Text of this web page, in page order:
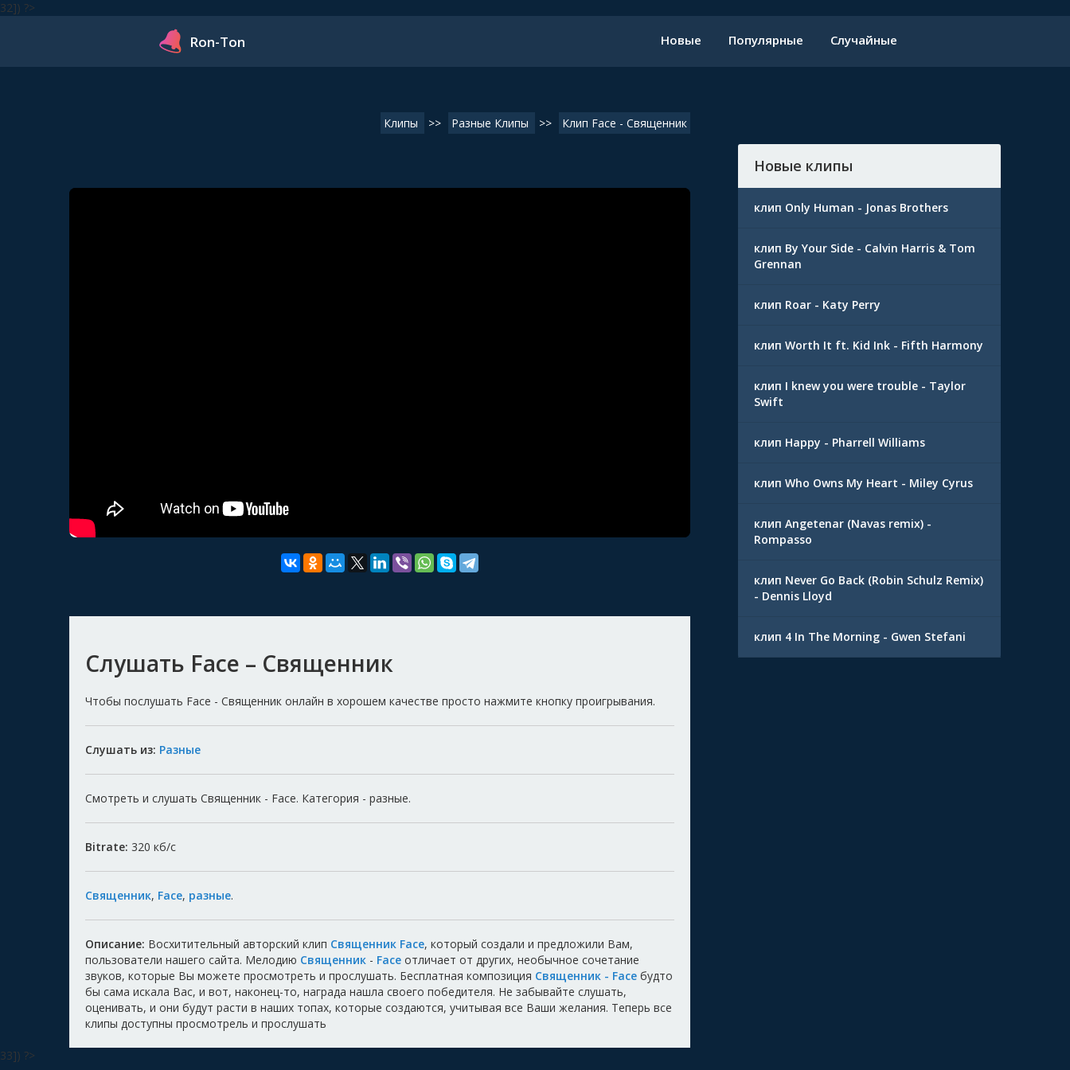
32]) ?>
Ron-Ton Новые Популярные Случайные
Клипы >> Разные Клипы >> Клип Face - Священник
Слушать Face – Священник
Чтобы послушать Face - Священник онлайн в хорошем качестве просто нажмите кнопку проигрывания.
Слушать из: Разные
Смотреть и слушать Священник - Face. Категория - разные.
Bitrate: 320 кб/с
Священник, Face, разные.
Описание: Восхитительный авторский клип Священник Face, который создали и предложили Вам,
пользователи нашего сайта. Мелодию Священник - Face отличает от других, необычное сочетание
звуков, которые Вы можете просмотреть и прослушать. Бесплатная композиция Священник - Face будто
бы сама искала Вас, и вот, наконец-то, награда нашла своего победителя. Не забывайте слушать,
оценивать, и они будут расти в наших топах, которые создаются, учитывая все Ваши желания. Теперь все
клипы доступны просмотрель и прослушать
Новые клипы
клип Only Human - Jonas Brothers
клип By Your Side - Calvin Harris & Tom
Grennan
клип Roar - Katy Perry
клип Worth It ft. Kid Ink - Fifth Harmony
клип I knew you were trouble - Taylor
Swift
клип Happy - Pharrell Williams
клип Who Owns My Heart - Miley Cyrus
клип Angetenar (Navas remix) -
Rompasso
клип Never Go Back (Robin Schulz Remix)
- Dennis Lloyd
клип 4 In The Morning - Gwen Stefani
33]) ?>